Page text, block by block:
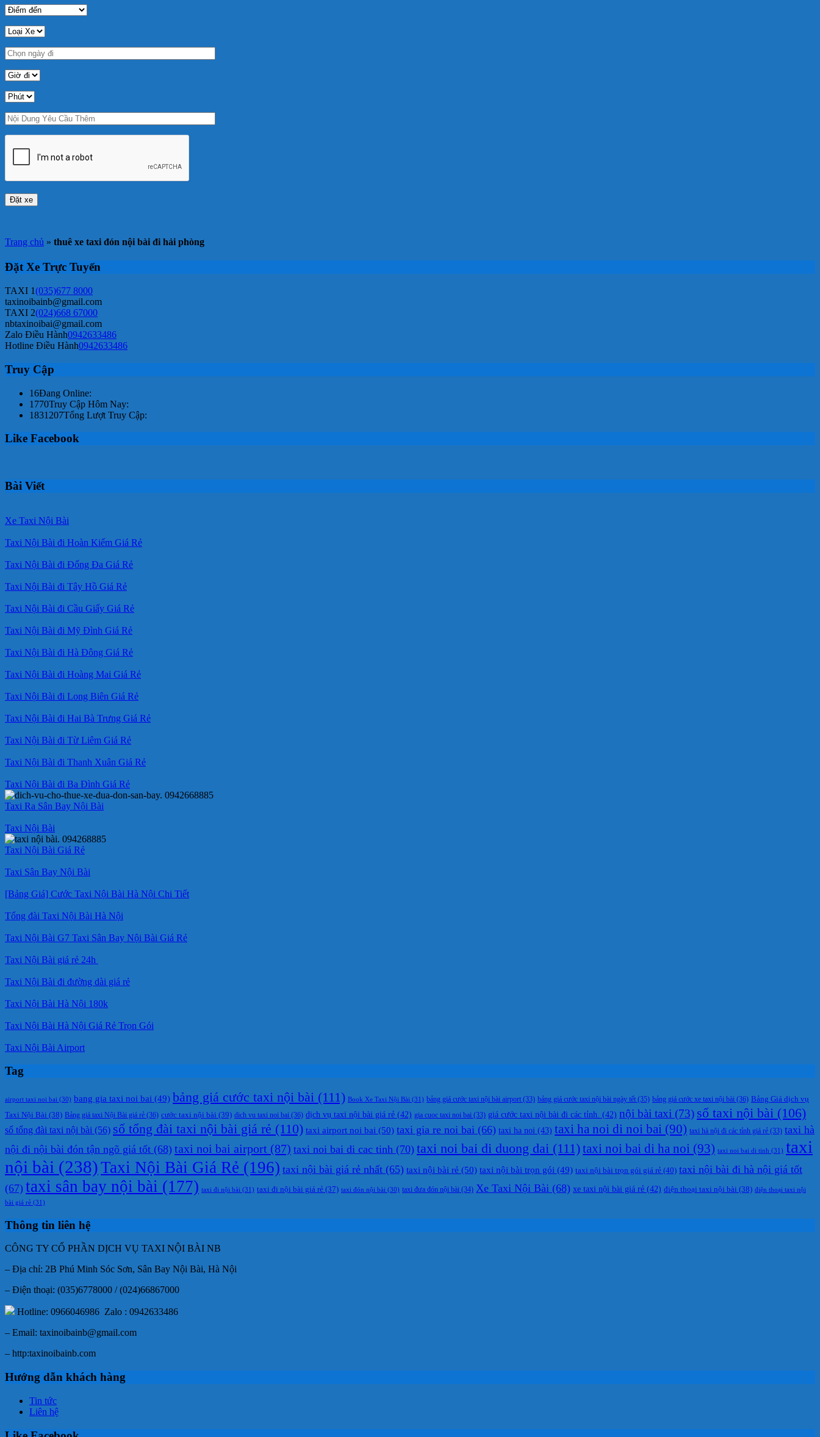
Trang chủ » thuê xe taxi đón nội bài đi hải phòng
Đặt Xe Trực Tuyến
TAXI 1(035)677 8000
taxinoibainb@gmail.com
TAXI 2(024)668 67000
nbtaxinoibai@gmail.com
Zalo Điều Hành0942633486
Hotline Điều Hành0942633486
Truy Cập
16Đang Online:
1770Truy Cập Hôm Nay:
1831207Tổng Lượt Truy Cập:
Like Facebook
Bài Viết
Xe Taxi Nội Bài
Taxi Nội Bài đi Hoàn Kiếm Giá Rẻ
Taxi Nội Bài đi Đống Đa Giá Rẻ
Taxi Nội Bài đi Tây Hồ Giá Rẻ
Taxi Nội Bài đi Cầu Giấy Giá Rẻ
Taxi Nội Bài đi Mỹ Đình Giá Rẻ
Taxi Nội Bài đi Hà Đông Giá Rẻ
Taxi Nội Bài đi Hoàng Mai Giá Rẻ
Taxi Nội Bài đi Long Biên Giá Rẻ
Taxi Nội Bài đi Hai Bà Trưng Giá Rẻ
Taxi Nội Bài đi Từ Liêm Giá Rẻ
Taxi Nội Bài đi Thanh Xuân Giá Rẻ
Taxi Nội Bài đi Ba Đình Giá Rẻ
Taxi Ra Sân Bay Nội Bài
Taxi Nội Bài
Taxi Nội Bài Giá Rẻ
Taxi Sân Bay Nội Bài
[Bảng Giá] Cước Taxi Nội Bài Hà Nội Chi Tiết
Tổng đài Taxi Nội Bài Hà Nội
Taxi Nội Bài G7 Taxi Sân Bay Nội Bài Giá Rẻ
Taxi Nội Bài giá rẻ 24h
Taxi Nội Bài đi đường dài giá rẻ
Taxi Nội Bài Hà Nội 180k
Taxi Nội Bài Hà Nội Giá Rẻ Trọn Gói
Taxi Nội Bài Airport
Tag
airport taxi noi bai (30) bang gia taxi noi bai (49) bảng giá cước taxi nội bài (111) Book Xe Taxi Nội Bài (31) bảng giá cước taxi nội bài airport (33) bảng giá cước taxi nội bài ngày tết (35) bảng giá cước xe taxi nội bài (36) Bảng Giá dịch vụ
Taxi Nội Bài (38) Bảng giá taxi Nội Bài giá rẻ (36) cước taxi nội bài (39) dich vu taxi noi bai (36) dịch vụ taxi nội bài giá rẻ (42) gia cuoc taxi noi bai (33) giá cước taxi nội bài đi các tỉnh. (42) nội bài taxi (73) số taxi nội bài (106)
số tổng đài taxi nội bài (56) số tổng đài taxi nội bài giá rẻ (110) taxi airport noi bai (50) taxi gia re noi bai (66) taxi ha noi (43) taxi ha noi di noi bai (90) taxi hà nội đi các tỉnh giá rẻ (33) taxi hà
nội đi nội bài đón tận ngõ giá tốt (68) taxi noi bai airport (87) taxi noi bai di cac tinh (70) taxi noi bai di duong dai (111)taxi noi bai di ha noi (93) taxi noi bai di tinh (31) taxi
nội bài (238)Taxi Nội Bài Giá Rẻ (196) taxi nội bài giá rẻ nhất (65) taxi nội bài rẻ (50) taxi nội bài trọn gói (49) taxi nội bài trọn gói giá rẻ (40) taxi nội bài đi hà nội giá tốt
(67) taxi sân bay nội bài (177) taxi đi nội bài (31) taxi đi nội bài giá rẻ (37) taxi đón nội bài (30) taxi đưa đón nội bài (34) Xe Taxi Nội Bài (68) xe taxi nội bài giá rẻ (42) điện thoại taxi nội bài (38) điện thoại taxi nội
bài giá rẻ (31)
Thông tin liên hệ
CÔNG TY CỔ PHẦN DỊCH VỤ TAXI NỘI BÀI NB
– Địa chỉ: 2B Phú Minh Sóc Sơn, Sân Bay Nội Bài, Hà Nội
– Điện thoại: (035)6778000 / (024)66867000
Hotline: 0966046986 Zalo : 0942633486
– Email: taxinoibainb@gmail.com
– http:taxinoibainb.com
Hướng dẫn khách hàng
Tin tức
Liên hệ